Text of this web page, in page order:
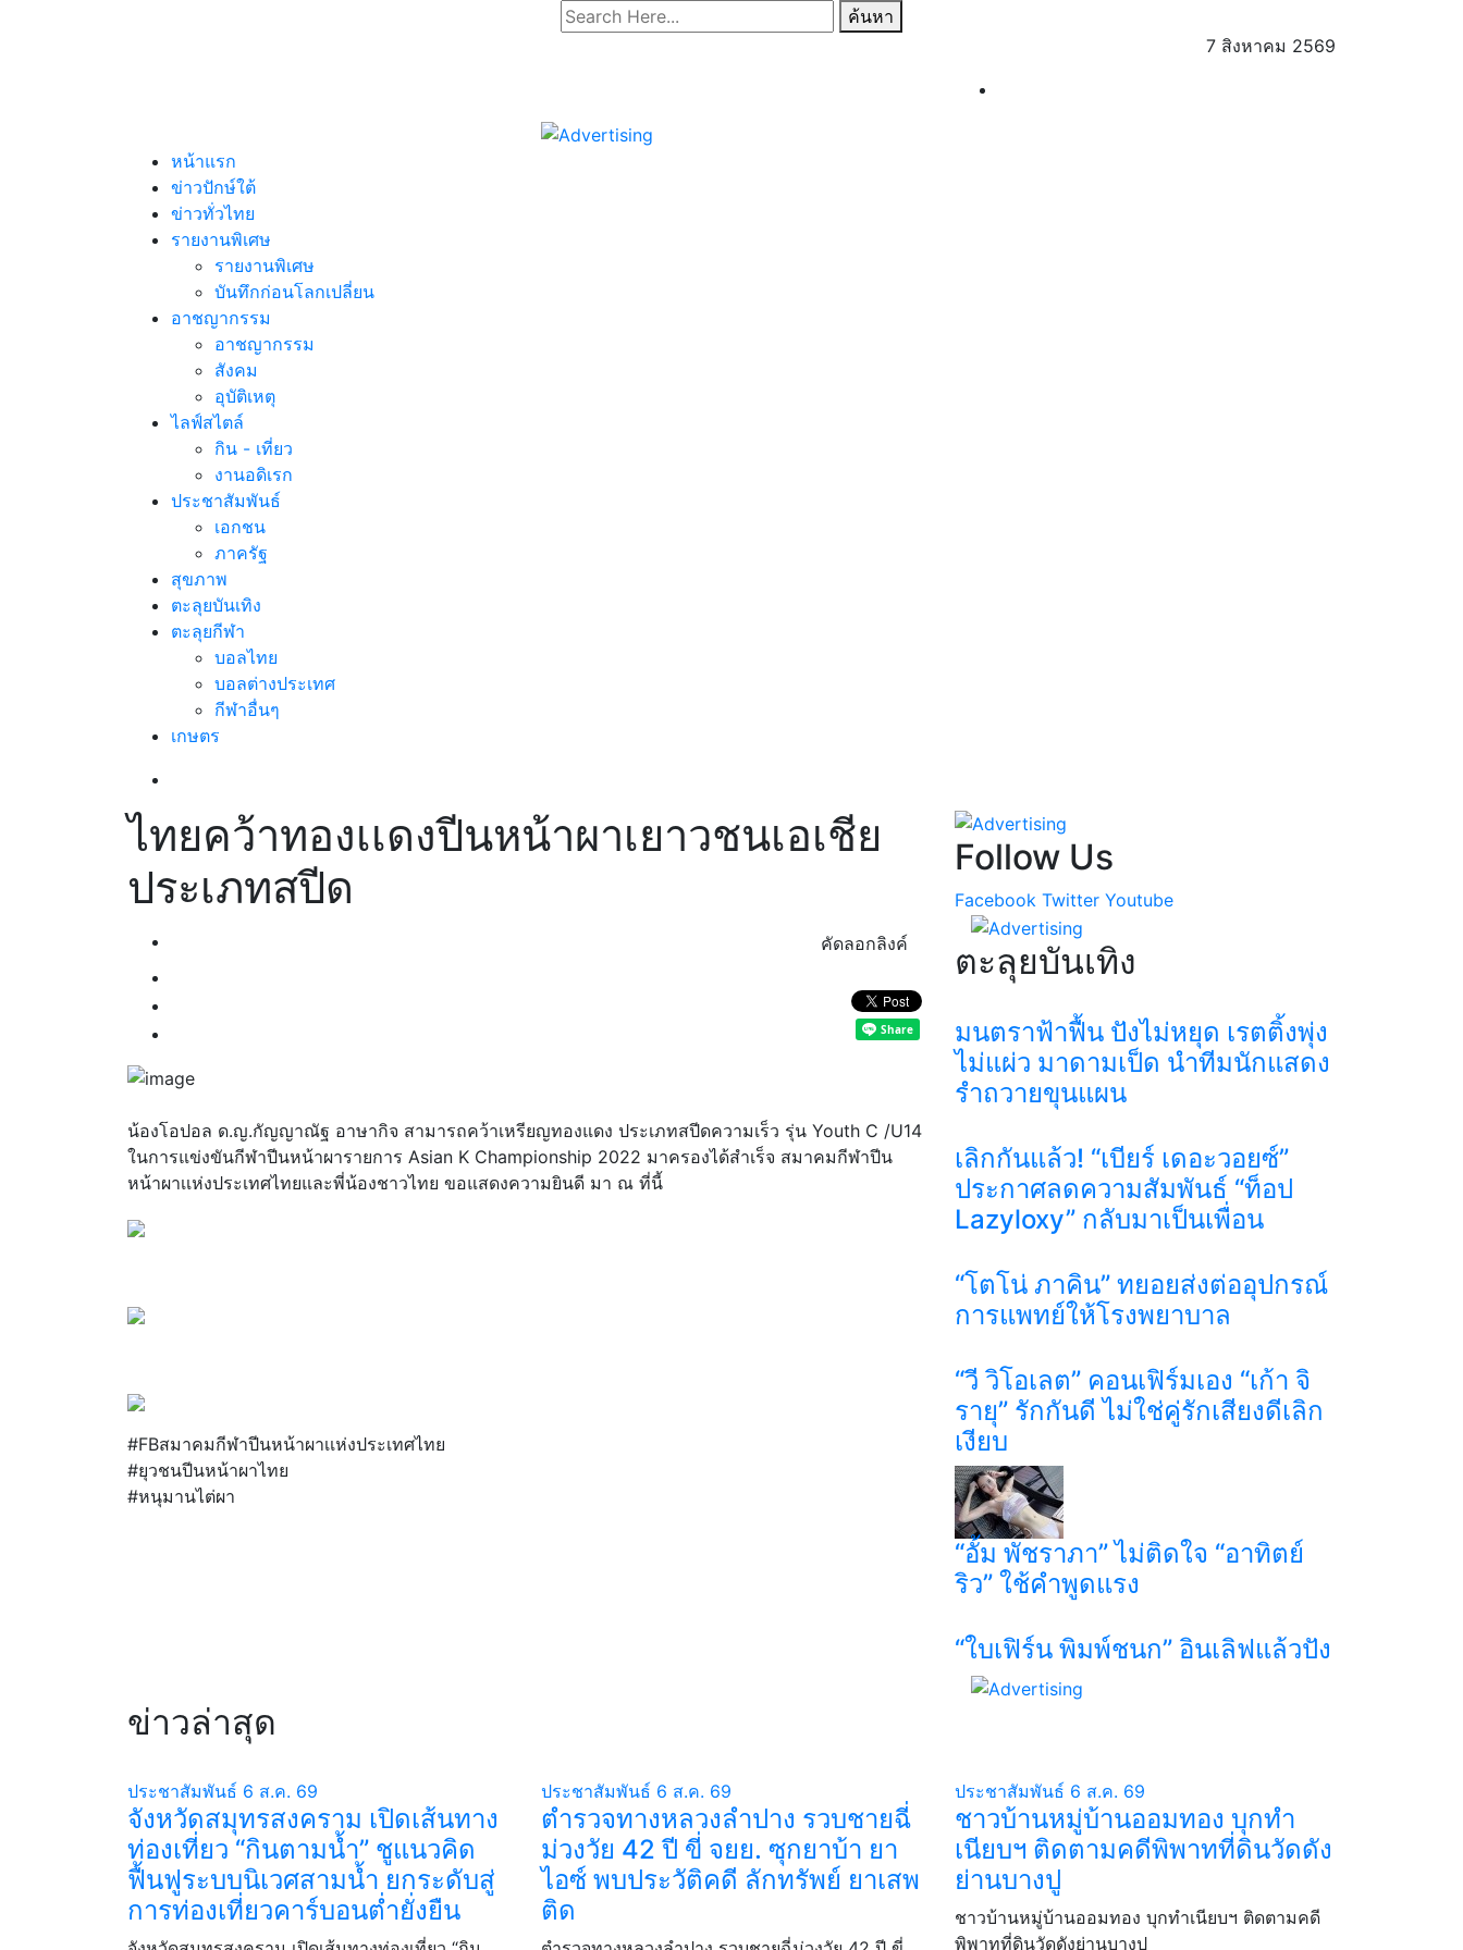
ค้นหา
7 สิงหาคม 2569
หน้าแรก
ข่าวปักษ์ใต้
ข่าวทั่วไทย
รายงานพิเศษ
รายงานพิเศษ
บันทึกก่อนโลกเปลี่ยน
อาชญากรรม
อาชญากรรม
สังคม
อุบัติเหตุ
ไลฟ์สไตล์
กิน - เที่ยว
งานอดิเรก
ประชาสัมพันธ์
เอกชน
ภาครัฐ
สุขภาพ
ตะลุยบันเทิง
ตะลุยกีฬา
บอลไทย
บอลต่างประเทศ
กีฬาอื่นๆ
เกษตร
ไทยคว้าทองเเดงปีนหน้าผาเยาวชนเอเชีย
ประเภทสปีด
คัดลอกลิงค์
น้องโอปอล ด.ญ.กัญญาณัฐ อาษากิจ สามารถคว้าเหรียญทองแดง ประเภทสปีดความเร็ว รุ่น Youth C /U14
ในการแข่งขันกีฬาปีนหน้าผารายการ Asian K Championship 2022 มาครองได้สำเร็จ สมาคมกีฬาปีน
หน้าผาเเห่งประเทศไทยและพี่น้องชาวไทย ขอแสดงความยินดี มา ณ ที่นี้
#FBสมาคมกีฬาปีนหน้าผาเเห่งประเทศไทย
#ยุวชนปีนหน้าผาไทย
#หนุมานไต่ผา
Follow Us
Facebook Twitter Youtube
ตะลุยบันเทิง
มนตราฟ้าฟื้น ปังไม่หยุด เรตติ้งพุ่ง
ไม่แผ่ว มาดามเป็ด นำทีมนักแสดง
รำถวายขุนแผน
เลิกกันแล้ว! “เบียร์ เดอะวอยซ์”
ประกาศลดความสัมพันธ์ “ท็อป
Lazyloxy” กลับมาเป็นเพื่อน
“โตโน่ ภาคิน” ทยอยส่งต่ออุปกรณ์
การแพทย์ให้โรงพยาบาล
“วี วิโอเลต” คอนเฟิร์มเอง “เก้า จิ
รายุ” รักกันดี ไม่ใช่คู่รักเสียงดีเลิก
เงียบ
“อั้ม พัชราภา” ไม่ติดใจ “อาทิตย์
ริว” ใช้คำพูดแรง
“ใบเฟิร์น พิมพ์ชนก” อินเลิฟแล้วปัง
ข่าวล่าสุด
ประชาสัมพันธ์ 6 ส.ค. 69
จังหวัดสมุทรสงคราม เปิดเส้นทาง
ท่องเที่ยว “กินตามน้ำ” ชูแนวคิด
ฟื้นฟูระบบนิเวศสามน้ำ ยกระดับสู่
การท่องเที่ยวคาร์บอนต่ำยั่งยืน
ประชาสัมพันธ์ 6 ส.ค. 69
ตำรวจทางหลวงลำปาง รวบชายฉี่
ม่วงวัย 42 ปี ขี่ จยย. ซุกยาบ้า ยา
ไอซ์ พบประวัติคดี ลักทรัพย์ ยาเสพ
ติด
ประชาสัมพันธ์ 6 ส.ค. 69
ชาวบ้านหมู่บ้านออมทอง บุกทำ
เนียบฯ ติดตามคดีพิพาทที่ดินวัดดัง
ย่านบางปู
ชาวบ้านหมู่บ้านออมทอง บุกทำเนียบฯ ติดตามคดี
พิพาทที่ดินวัดดังย่านบางปู